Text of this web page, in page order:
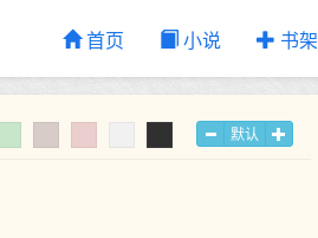
首页 小说 书架
默认